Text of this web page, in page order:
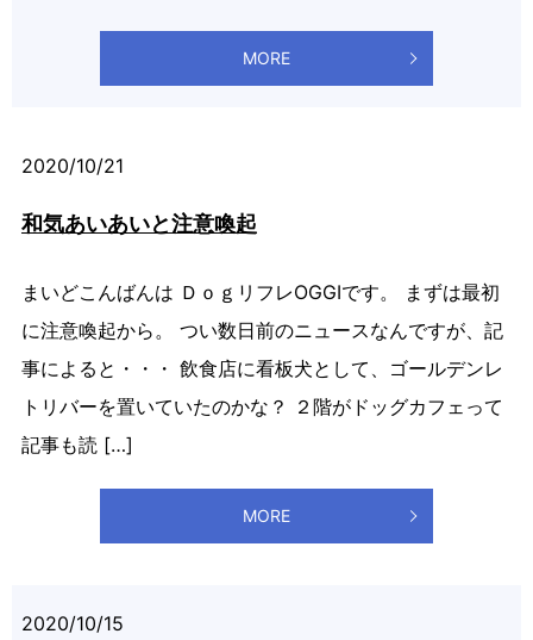
MORE
2020/10/21
和気あいあいと注意喚起
まいどこんばんは ＤｏｇリフレOGGIです。 まずは最初
に注意喚起から。 つい数日前のニュースなんですが、記
事によると・・・ 飲食店に看板犬として、ゴールデンレ
トリバーを置いていたのかな？ ２階がドッグカフェって
記事も読 […]
MORE
2020/10/15